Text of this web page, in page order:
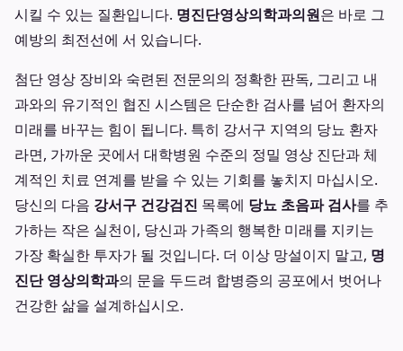
시킬 수 있는 질환입니다. 명진단영상의학과의원은 바로 그
예방의 최전선에 서 있습니다.
첨단 영상 장비와 숙련된 전문의의 정확한 판독, 그리고 내
과와의 유기적인 협진 시스템은 단순한 검사를 넘어 환자의
미래를 바꾸는 힘이 됩니다. 특히 강서구 지역의 당뇨 환자
라면, 가까운 곳에서 대학병원 수준의 정밀 영상 진단과 체
계적인 치료 연계를 받을 수 있는 기회를 놓치지 마십시오.
당신의 다음 강서구 건강검진 목록에 당뇨 초음파 검사를 추
가하는 작은 실천이, 당신과 가족의 행복한 미래를 지키는
가장 확실한 투자가 될 것입니다. 더 이상 망설이지 말고, 명
진단 영상의학과의 문을 두드려 합병증의 공포에서 벗어나
건강한 삶을 설계하십시오.